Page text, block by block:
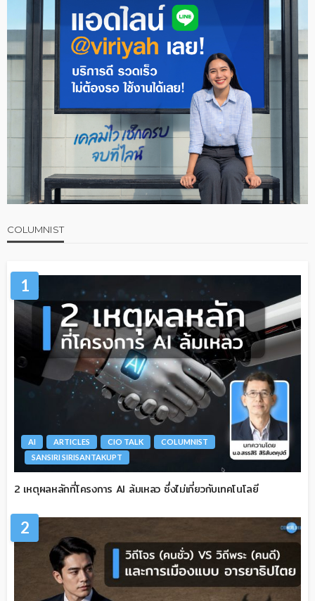
COLUMNIST
1
AI ARTICLES CIO TALK
COLUMNIST
SANSIRI SIRISANTAKUPT
2 เหตุผลหลักที่โครงการ AI ล้มเหลว ซึ่งไม่เกี่ยวกับเทคโนโลยี
2